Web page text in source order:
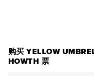
购买 YELLOW
HOWTH 票